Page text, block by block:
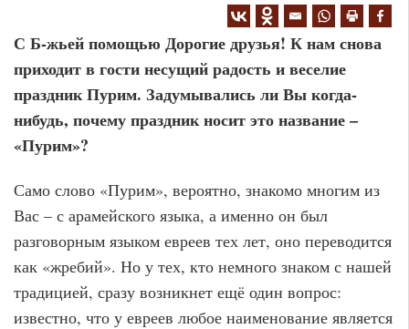
С Б-жьей помощью Дорогие друзья! К нам снова
приходит в гости несущий радость и веселие
праздник Пурим. Задумывались ли Вы когда-
нибудь, почему праздник носит это название –
«Пурим»?
Само слово «Пурим», вероятно, знакомо многим из
Вас – с арамейского языка, а именно он был
разговорным языком евреев тех лет, оно переводится
как «жребий». Но у тех, кто немного знаком с нашей
традицией, сразу возникнет ещё один вопрос:
известно, что у евреев любое наименование является